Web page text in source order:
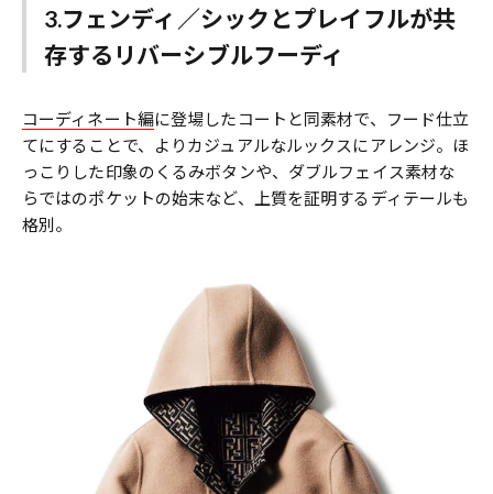
3.フェンディ／シックとプレイフルが共
存するリバーシブルフーディ
コーディネート編に登場したコートと同素材で、フード仕立
てにすることで、よりカジュアルなルックスにアレンジ。ほ
っこりした印象のくるみボタンや、ダブルフェイス素材な
らではのポケットの始末など、上質を証明するディテールも
格別。